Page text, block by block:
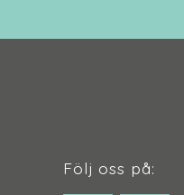
Följ oss på: